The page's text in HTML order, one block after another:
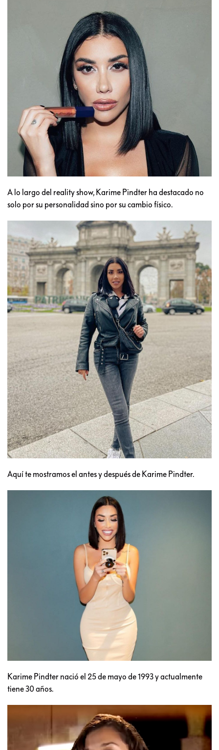
A lo largo del reality show, Karime Pindter ha destacado no
solo por su personalidad sino por su cambio físico.
Aquí te mostramos el antes y después de Karime Pindter.
Karime Pindter nació el 25 de mayo de 1993 y actualmente
tiene 30 años.